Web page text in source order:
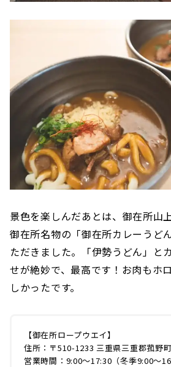
景色を楽しんだあとは、御在所山
御在所名物の「御在所カレーうど
ただきました。「伊勢うどん」と
せが絶妙で、最高です！お肉もホ
しかったです。
【御在所ロープウエイ】
住所：〒510-1233 三重県三重郡菰野
営業時間：9:00〜17:30（冬季9:00〜